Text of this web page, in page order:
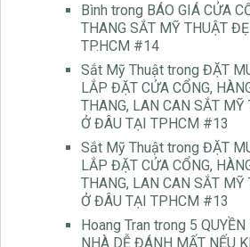
Bình trong BÁO GIÁ CỬA
THANG SẮT MỸ THUẬT
TP.HCM #14
Sắt Mỹ Thuậttrong ĐẶT
LẮP ĐẶT CỬA CỔNG,
THANG, LAN CAN SẮT MỸ
Ở ĐÂU TẠI TPHCM #13
Sắt Mỹ Thuậttrong ĐẶT
LẮP ĐẶT CỬA CỔNG,
THANG, LAN CAN SẮT MỸ
Ở ĐÂU TẠI TPHCM #13
Hoang Tran trong 5
NHÀ DỄ ĐÁNH MẤT NẾU